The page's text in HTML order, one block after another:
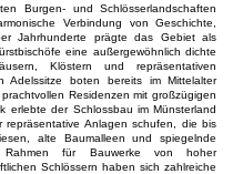
Burgen- und Schlösserlandschaften
Verbindung von Geschichte,
Jahrhunderte prägte das Gebiet als
eine außergewöhnlich dichte
Klöstern und repräsentativen
Adelssitze boten bereits im Mittelalter
Residenzen mit großzügigen
erlebte der Schlossbau im Münsterland
Anlagen schufen, die bis
alte Baumalleen und spiegelnde
Rahmen für Bauwerke von hoher
Schlössern haben sich zahlreiche